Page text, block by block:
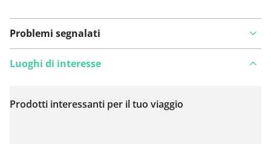
Problemi segnalati
Visualizza sulla mappa
Luoghi di interesse
Prodotti interessanti per il tuo viaggio